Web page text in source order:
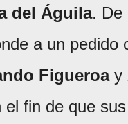
del Águila. De
a un pedido
Figueroay
fin de que